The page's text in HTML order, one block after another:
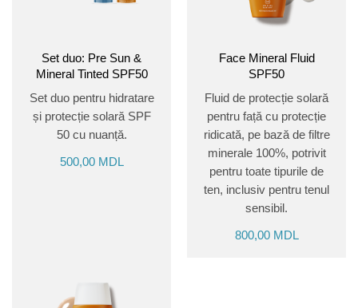
Set duo: Pre Sun &
Mineral Tinted SPF50
Set duo pentru hidratare
și protecție solară SPF
50 cu nuanță.
500,00 MDL
Face Mineral Fluid
SPF50
Fluid de protecție solară
pentru față cu protecție
ridicată, pe bază de filtre
minerale 100%, potrivit
pentru toate tipurile de
ten, inclusiv pentru tenul
sensibil.
800,00 MDL